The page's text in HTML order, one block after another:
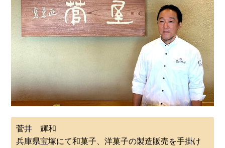
菅井 輝和
兵庫県宝塚にて和菓子、洋菓子の製造販売を手掛け